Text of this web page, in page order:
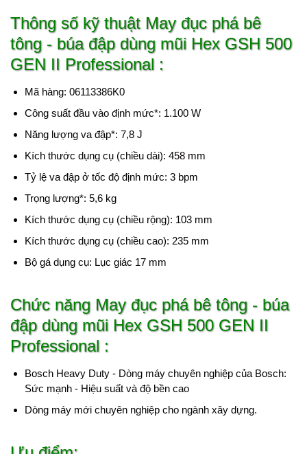
Thông số kỹ thuật May đục phá bê
tông - búa đập dùng mũi Hex GSH 500
GEN II Professional :
Mã hàng: 06113386K0
Công suất đầu vào định mức*: 1.100 W
Năng lượng va đập*: 7,8 J
Kích thước dụng cụ (chiều dài): 458 mm
Tỷ lệ va đập ở tốc độ định mức: 3 bpm
Trọng lượng*: 5,6 kg
Kích thước dụng cụ (chiều rộng): 103 mm
Kích thước dụng cụ (chiều cao): 235 mm
Bộ gá dụng cụ: Lục giác 17 mm
Chức năng May đục phá bê tông - búa
đập dùng mũi Hex GSH 500 GEN II
Professional :
Bosch Heavy Duty - Dòng máy chuyên nghiệp của Bosch:
Sức mạnh - Hiệu suất và độ bền cao
Dòng máy mới chuyên nghiệp cho ngành xây dựng.